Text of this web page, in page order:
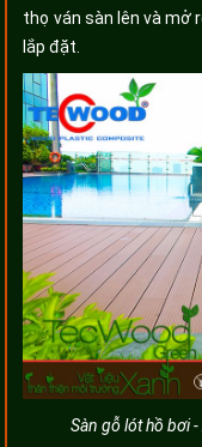
thọ ván sàn lên và mở
lắp đặt.
Sàn gỗ lót hồ bơi